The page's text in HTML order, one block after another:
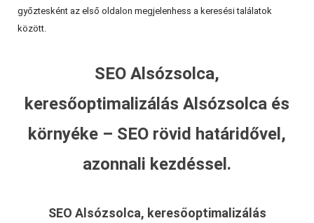
győztesként az első oldalon megjelenhess a keresési találatok
között.
SEO Alsózsolca,
keresőoptimalizálás Alsózsolca és
környéke – SEO rövid határidővel,
azonnali kezdéssel.
SEO Alsózsolca, keresőoptimalizálás